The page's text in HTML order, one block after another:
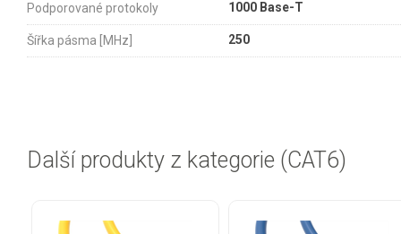
Podporované protokoly 1000 Base-T
Šířka pásma [MHz] 250
Další produkty z kategorie (CAT6)